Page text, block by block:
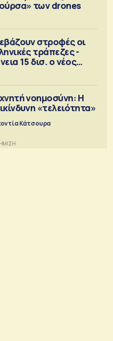
των drones
στροφές οι
τράπεζες -
15 δισ. ο νέος
νοημοσύνη: Η
«τελειότητα»
Κάτσουρα